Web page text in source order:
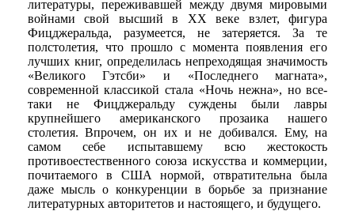
литературы, переживавшей между двумя мировыми
войнами свой высший в XX веке взлет, фигура
Фицджеральда, разумеется, не затеряется. За те
полстолетия, что прошло с момента появления его
лучших книг, определилась непреходящая значимость
«Великого Гэтсби» и «Последнего магната»,
современной классикой стала «Ночь нежна», но все-
таки не Фицджеральду суждены были лавры
крупнейшего американского прозаика нашего
столетия. Впрочем, он их и не добивался. Ему, на
самом себе испытавшему всю жестокость
противоестественного союза искусства и коммерции,
почитаемого в США нормой, отвратительна была
даже мысль о конкуренции в борьбе за признание
литературных авторитетов и настоящего, и будущего.